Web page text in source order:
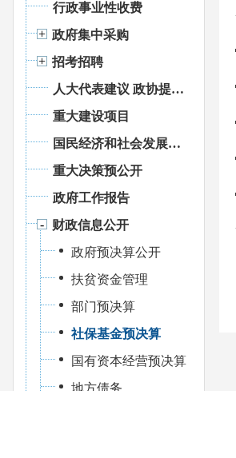
行政事业性收费
政府集中采购
招考招聘
人大代表建议 政协提案办理
重大建设项目
国民经济和社会发展统计信息
重大决策预公开
政府工作报告
财政信息公开
政府预决算公开
扶贫资金管理
部门预决算
社保基金预决算
国有资本经营预决算
地方债务